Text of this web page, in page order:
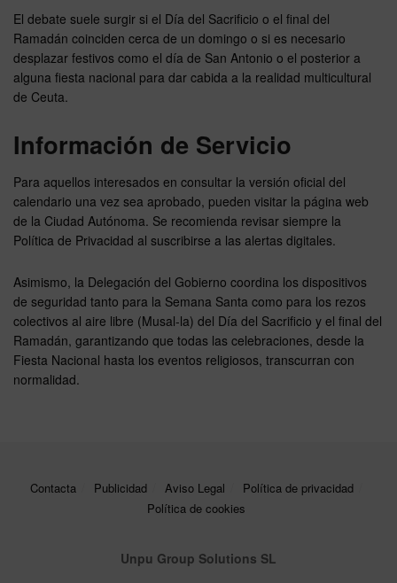
El debate suele surgir si el Día del Sacrificio o el final del
Ramadán coinciden cerca de un domingo o si es necesario
desplazar festivos como el día de San Antonio o el posterior a
alguna fiesta nacional para dar cabida a la realidad multicultural
de Ceuta.
Información de Servicio
Para aquellos interesados en consultar la versión oficial del
calendario una vez sea aprobado, pueden visitar la página web
de la Ciudad Autónoma. Se recomienda revisar siempre la
Política de Privacidad al suscribirse a las alertas digitales.
Asimismo, la Delegación del Gobierno coordina los dispositivos
de seguridad tanto para la Semana Santa como para los rezos
colectivos al aire libre (Musal-la) del Día del Sacrificio y el final del
Ramadán, garantizando que todas las celebraciones, desde la
Fiesta Nacional hasta los eventos religiosos, transcurran con
normalidad.
Contacta Publicidad Aviso Legal
Política de privacidad
Política de cookies
Unpu Group Solutions SL